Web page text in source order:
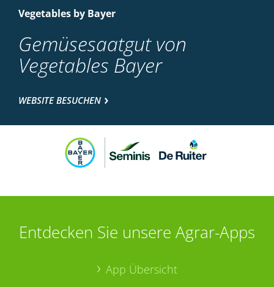
Vegetables by Bayer
Gemüsesaatgut von
Vegetables Bayer
WEBSITE BESUCHEN
Entdecken Sie unsere Agrar-Apps
App Übersicht